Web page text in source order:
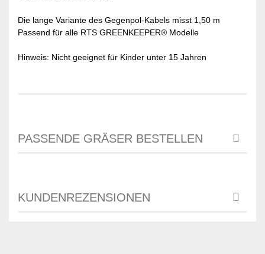
Die lange Variante des Gegenpol-Kabels misst 1,50 m
Passend für alle RTS GREENKEEPER® Modelle
Hinweis: Nicht geeignet für Kinder unter 15 Jahren
PASSENDE GRÄSER BESTELLEN
KUNDENREZENSIONEN